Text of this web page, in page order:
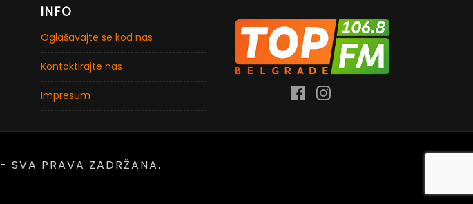
INFO
Oglašavajte se kod nas
Kontaktirajte nas
Impresum
- SVA PRAVA ZADRŽANA.